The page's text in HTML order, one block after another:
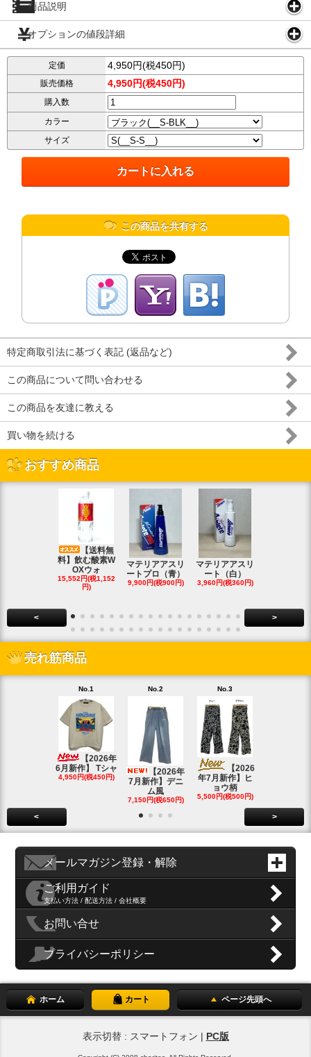
商品説明
オプションの値段詳細
定価 4,950円(税450円)
販売価格 4,950円(税450円)
購入数
カラー
サイズ
この商品を共有する
特定商取引法に基づく表記 (返品など)
この商品について問い合わせる
この商品を友達に教える
買い物を続ける
おすすめ商品
【送料無
料】飲む酸素W
OXウォ
15,552円(税1,152
円)
マテリアアスリ
ートプロ（青）
9,900円(税900円)
マテリアアスリ
ート（白）
3,960円(税360円)
< >
売れ筋商品
No.1
【2026年
6月新作】 Tシャ
4,950円(税450円)
No.2
【2026年
7月新作】デニ
ム風
7,150円(税650円)
No.3
【2026
年7月新作】ヒ
ョウ柄
5,500円(税500円)
< >
メールマガジン登録・解除
ご利用ガイド
支払い方法 / 配送方法 / 会社概要
お問い合せ
プライバシーポリシー
ホーム カート ページ先頭へ
表示切替 : スマートフォン | PC版